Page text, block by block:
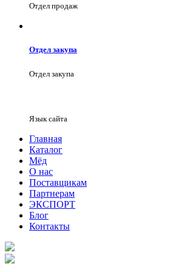
Отдел продаж
Отдел закупа
Отдел закупа
Язык сайта
Главная
Каталог
Мёд
О нас
Поставщикам
Партнерам
ЭКСПОРТ
Блог
Контакты